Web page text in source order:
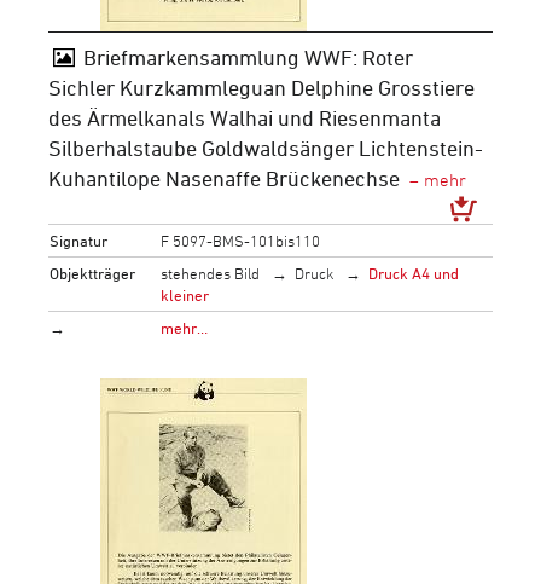
Briefmarkensammlung WWF: Roter
Sichler Kurzkammleguan Delphine Grosstiere
des Ärmelkanals Walhai und Riesenmanta
Silberhalstaube Goldwaldsänger Lichtenstein-
Kuhantilope Nasenaffe Brückenechse
Signatur
F 5097-BMS-101bis110
Objektträger
stehendes Bild Druck
Druck A4 und
kleiner
→
mehr…